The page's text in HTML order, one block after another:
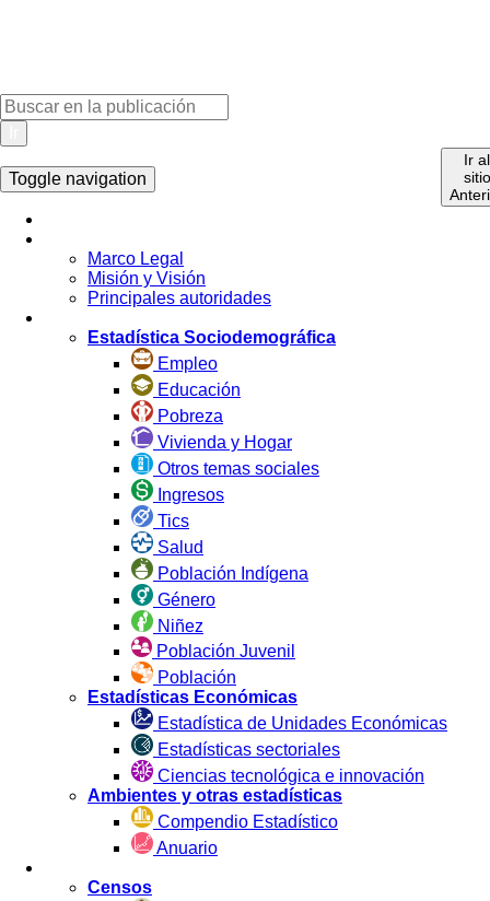
Ir al
sitio
Toggle navigation
La Institución
Marco Legal
Misión y Visión
Principales autoridades
Estadística por Tema
Estadística Sociodemográfica
Empleo
Educación
Pobreza
Vivienda y Hogar
Otros temas sociales
Ingresos
Tics
Salud
Población Indígena
Género
Niñez
Población Juvenil
Población